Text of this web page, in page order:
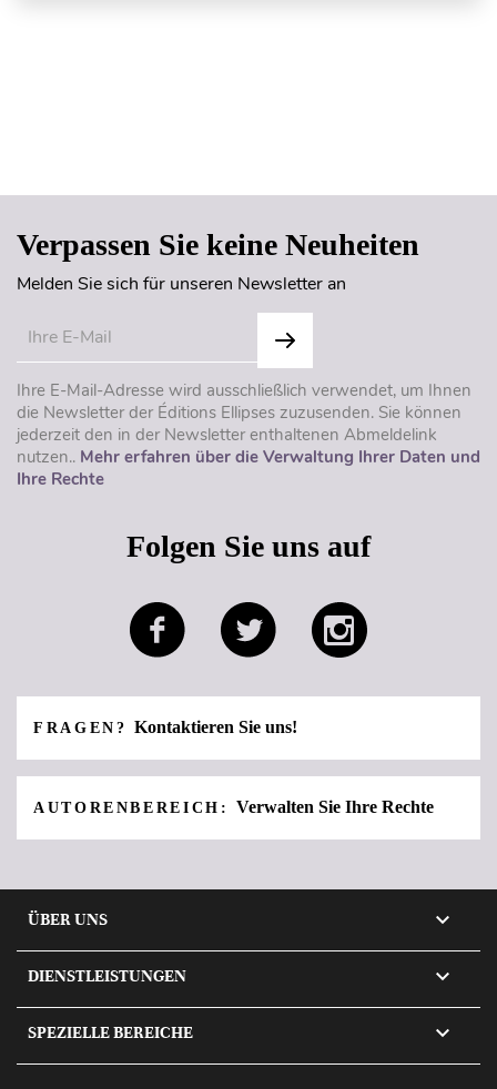
Verpassen Sie keine Neuheiten
Melden Sie sich für unseren Newsletter an
Ihre E-Mail-Adresse wird ausschließlich verwendet, um Ihnen
die Newsletter der Éditions Ellipses zuzusenden. Sie können
jederzeit den in der Newsletter enthaltenen Abmeldelink
nutzen.. Mehr erfahren über die Verwaltung Ihrer Daten und
Ihre Rechte
Folgen Sie uns auf
FRAGEN?Kontaktieren Sie uns!
AUTORENBEREICH: Verwalten Sie Ihre Rechte
ÜBER UNS 
DIENSTLEISTUNGEN 
SPEZIELLE BEREICHE 